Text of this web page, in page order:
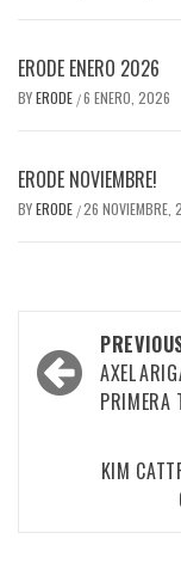
ERODE ENERO 2026
BYERODE /6 ENERO, 2026
ERODE NOVIEMBRE!
BYERODE /26 NOVIEMBRE,
AXEL
PRIMERA
KIM